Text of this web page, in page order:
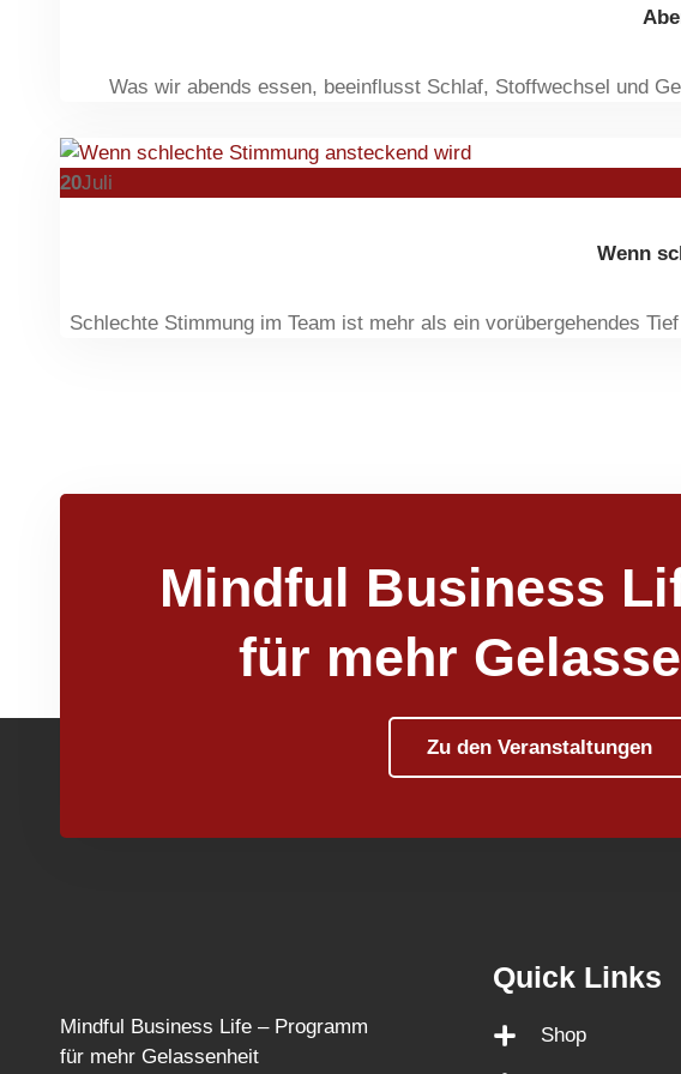
Was wir abends essen, beeinflusst Schlaf, Stoffwechsel und
20Juli
Wenn
Schlechte Stimmung im Team ist mehr als ein vorübergehendes
Mindful Business
für mehr
Zu den Veranstaltungen
Mindful Business Life – Programm
für mehr Gelassenheit
Quick Links
Shop